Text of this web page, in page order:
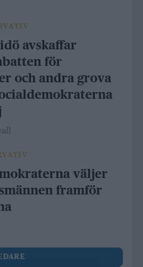
avskaffar
för
och andra grova
väljer
framför